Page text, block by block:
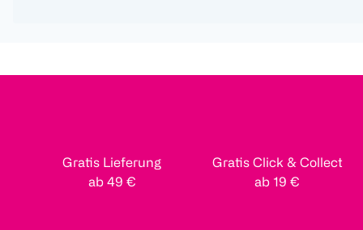
Gratis Lieferung
ab 49 €
Gratis Click & Collect
ab 19 €